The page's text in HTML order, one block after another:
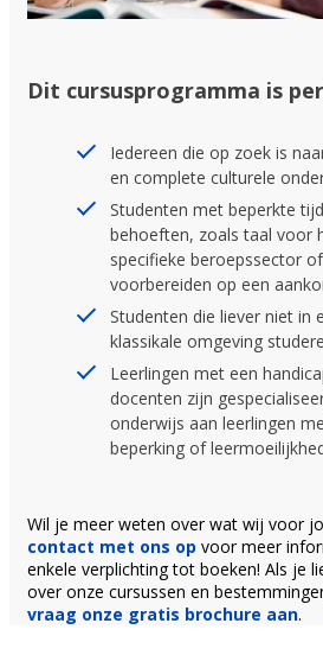
Dit cursusprogramma is
Iedereen die op zoek is
en complete culturele
Studenten met beperkte
behoeften, zoals taal voor
specifieke beroepssector
voorbereiden op een
Studenten die liever niet in
klassikale omgeving
Leerlingen met een
docenten zijn
onderwijs aan leerlingen
beperking of
Wil je meer weten over wat wij voor
contact met ons op voor meer
enkele verplichting tot boeken! Als je
over onze cursussen en
vraag onze gratis brochure aan.